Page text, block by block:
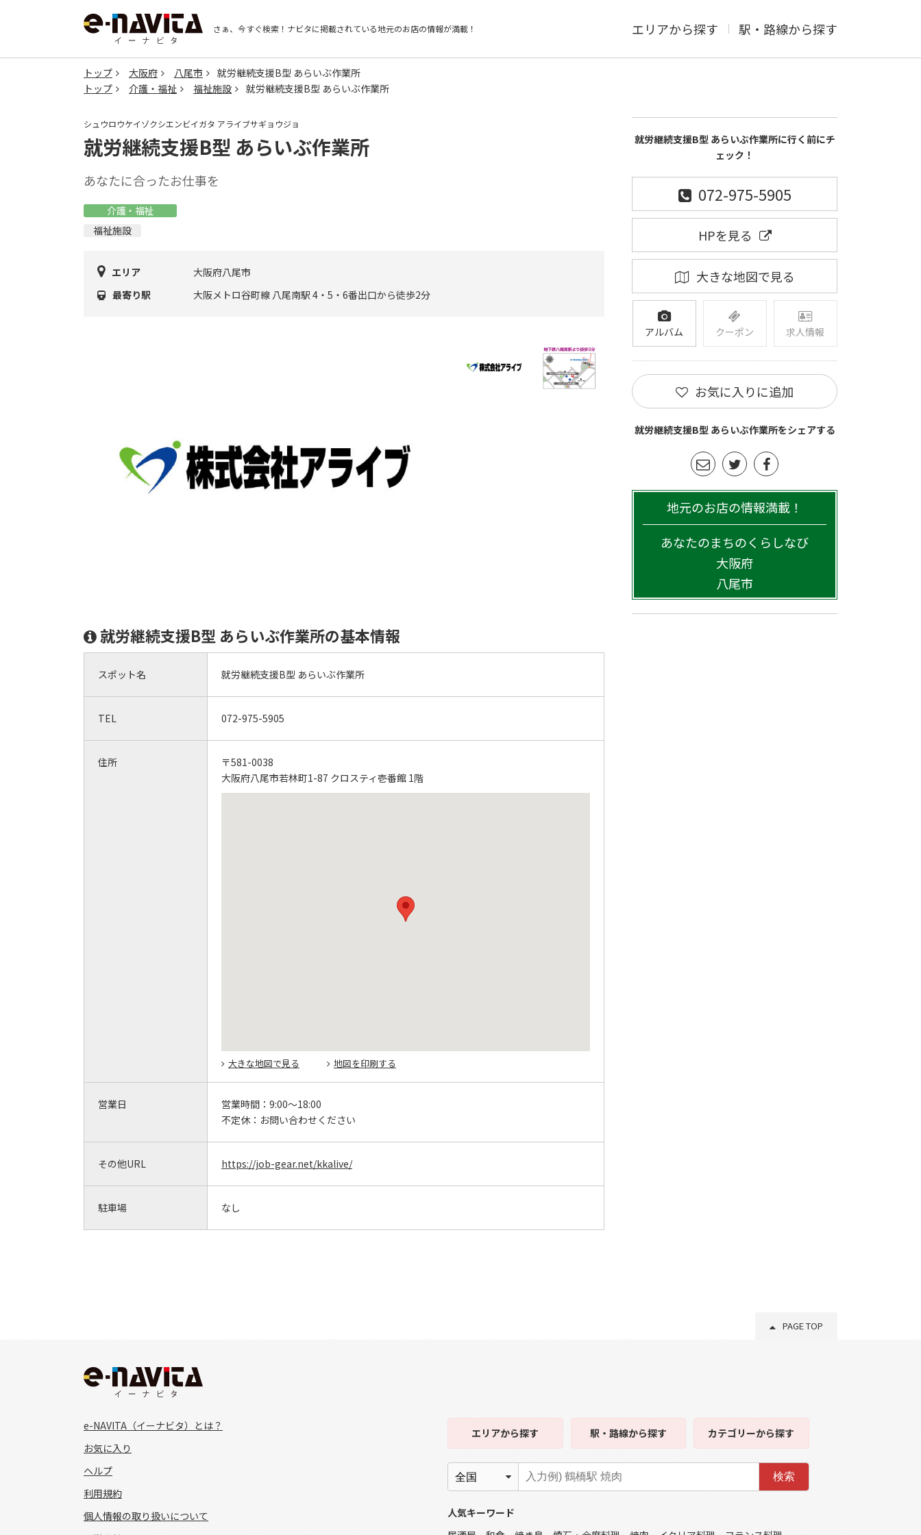
さぁ、今すぐ検索！ ナビタに掲載されている地元のお店の情報が満載！ エリアから探す 駅・路線から探す
トップ 大阪府 八尾市
就労継続支援B型 あらいぶ作業所
トップ
介護・福祉 福祉施設 就労継続支援B型 あらいぶ作業所
シュウロウケイゾクシエンビイガタ アライブサギョウジョ
就労継続支援B型 あらいぶ作業所
あなたに合ったお仕事を
介護・福祉
福祉施設
エリア
大阪府八尾市
最寄り駅
大阪メトロ谷町線 八尾南駅 4・5・6番出口から徒歩2分
就労継続支援B型 あらいぶ作業所の基本情報
スポット名 就労継続支援B型 あらいぶ作業所
TEL 072-975-5905
住所
〒581-0038
大阪府八尾市若林町1-87 クロスティ壱番館 1階
大きな地図で見る 地図を印刷する
営業日 営業時間： 9:00～18:00
不定休： お問い合わせください
その他URL https://job-gear.net/kkalive/
駐車場 なし
就労継続支援B型 あらいぶ作業所に行く前にチ
ェック！
072-975-5905
HPを見る
大きな地図で見る
アルバム クーポン 求人情報
お気に入りに追加
就労継続支援B型 あらいぶ作業所をシェアする
地元のお店の情報満載！
あなたのまちのくらしなび
大阪府
八尾市
PAGE TOP
e-NAVITA（イーナビタ）とは？
お気に入り
ヘルプ
利用規約
個人情報の取り扱いについて
エリアから探す 駅・路線から探す カテゴリーから探す
検索
人気キーワード